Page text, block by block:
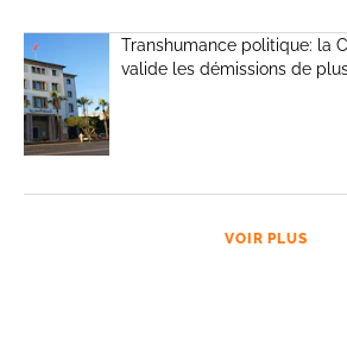
Transhumance politique: la
valide les démissions de
VOIR PLUS